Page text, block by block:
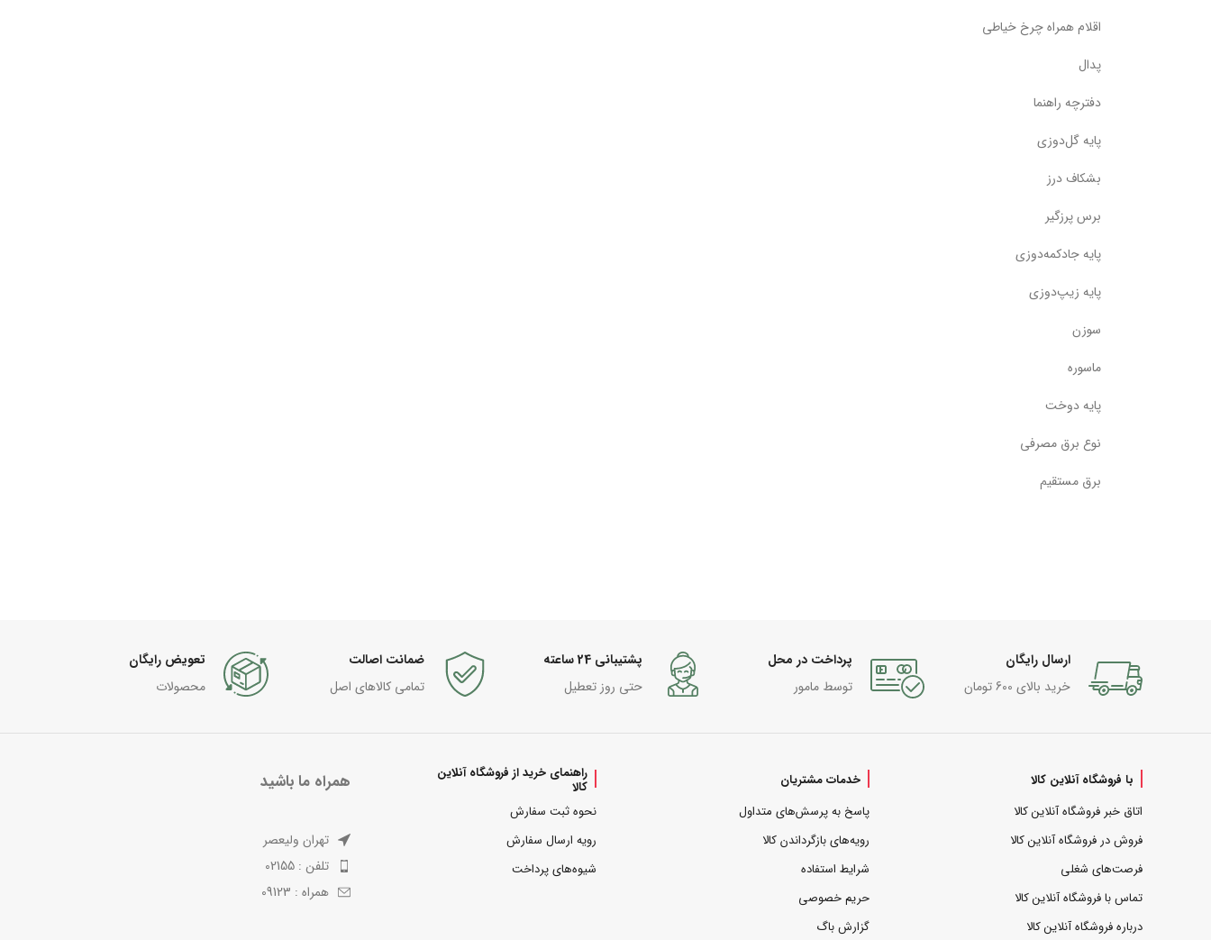
اقلام همراه چرخ خیاطی
پدال
دفترچه راهنما
پایه گل‌دوزی
بشکاف درز
برس پرزگیر
پایه جادکمه‌دوزی
پایه زیپ‌دوزی
سوزن
ماسوره
پایه دوخت
نوع برق مصرفی
برق مستقیم
ارسال رایگان
خرید بالای 600 تومان
پرداخت در محل
توسط مامور
پشتیبانی 24 ساعته
حتی روز تعطیل
ضمانت اصالت
تمامی کالاهای اصل
تعویض رایگان
محصولات
با فروشگاه آنلاین کالا
اتاق خبر فروشگاه آنلاین کالا
فروش در فروشگاه آنلاین کالا
فرصت‌های شغلی
تماس با فروشگاه آنلاین کالا
درباره فروشگاه آنلاین کالا
خدمات مشتریان
پاسخ به پرسش‌های متداول
رویه‌های بازگرداندن کالا
شرایط استفاده
حریم خصوصی
گزارش باگ
راهنمای خرید از فروشگاه آنلاین
کالا
نحوه ثبت سفارش
رویه ارسال سفارش
شیوه‌های پرداخت
همراه ما باشید
تهران ولیعصر
تلفن : 02155
همراه : 09123